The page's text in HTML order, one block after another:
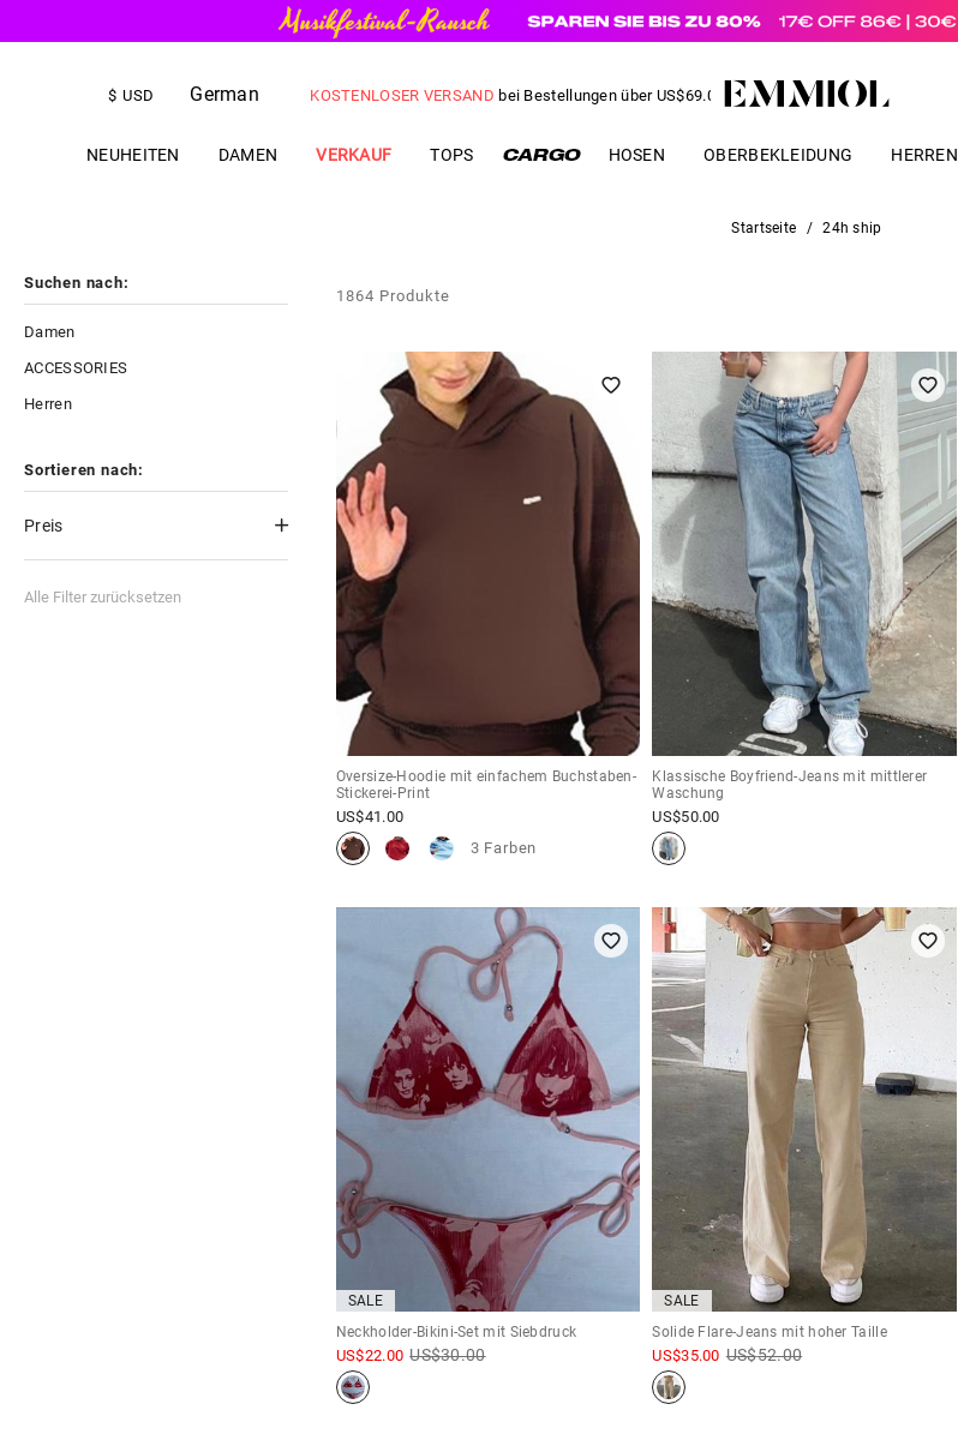
$ USD German
US$5.00RABATTIHRE ERSTE BESTELLUNG
NEUHEITEN DAMEN VERKAUF TOPS HOSEN OBERBEKLEIDUNG HERREN
Startseite / 24h ship
1864 Produkte
Suchen nach:
Damen
ACCESSORIES
Herren
Sortieren nach:
Preis
Alle Filter zurücksetzen
Oversize-Hoodie mit einfachem Buchstaben-
Stickerei-Print
US$41.00
3 Farben
Klassische Boyfriend-Jeans mit mittlerer
Waschung
US$50.00
SALE
Neckholder-Bikini-Set mit Siebdruck
US$22.00 US$30.00
SALE
Solide Flare-Jeans mit hoher Taille
US$35.00 US$52.00